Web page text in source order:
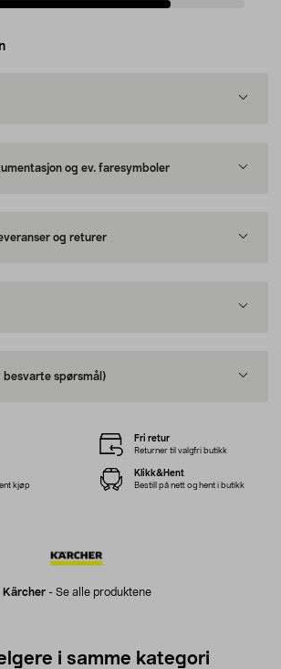
og ev. faresymboler
og returer
besvarte spørsmål)
Kärcher- Se alle produktene
Fri retur
Returner til valgfri butikk
kjøp
Klikk&Hent
Bestill på nett og hent i butikk
i samme kategori